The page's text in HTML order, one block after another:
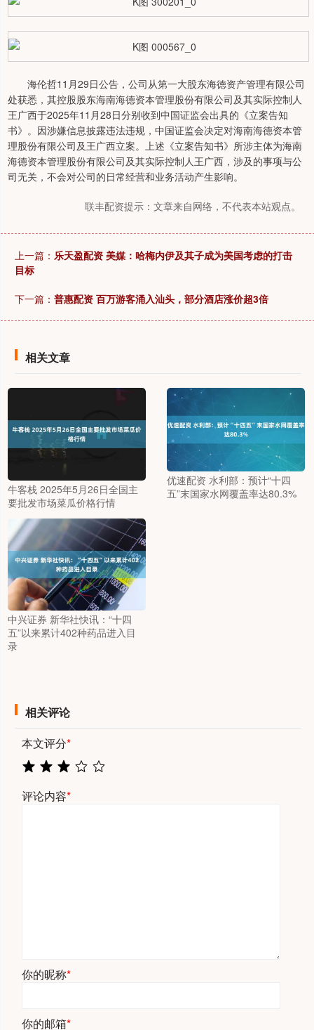
海伦哲11月29日公告，公司从第一大股东海徳资产管理有限公司
处获悉，其控股股东海南海德资本管理股份有限公司及其实际控制人
王广西于2025年11月28日分别收到中国证监会出具的《立案告知
书》。因涉嫌信息披露违法违规，中国证监会决定对海南海德资本管
理股份有限公司及王广西立案。上述《立案告知书》所涉主体为海南
海德资本管理股份有限公司及其实际控制人王广西，涉及的事项与公
司无关，不会对公司的日常经营和业务活动产生影响。
联丰配资提示：文章来自网络，不代表本站观点。
上一篇： 乐天盈配资 美媒：哈梅内伊及其子成为美国考虑的打击
目标
下一篇： 普惠配资 百万游客涌入汕头，部分酒店涨价超3倍
相关文章
牛客栈 2025年5月26日全国主
要批发市场菜瓜价格行情
优速配资 水利部：预计“十四
五”末国家水网覆盖率达80.3%
中兴证券 新华社快讯：“十四
五”以来累计402种药品进入目
录
相关评论
本文评分*
评论内容*
你的昵称*
你的邮箱*